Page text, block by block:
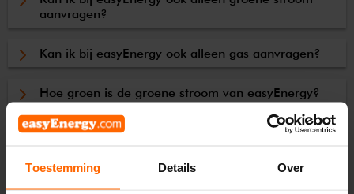
Toestemming Details Over
aanvragen?
Kan ik bij easyEnergy ook alleen gas aanvragen?
Hoe groen is de groene stroom van easyEnergy?
Hoe ziet jullie stroometiket eruit?